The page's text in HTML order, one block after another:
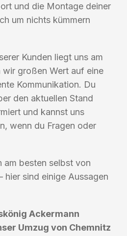
und die Montage deiner
um nichts kümmern
Kunden liegt uns am
wir großen Wert auf eine
Kommunikation. Du
den aktuellen Stand
und kannst uns
wenn du Fragen oder
am besten selbst von
hier sind einige Aussagen
Ackermann
Umzug von Chemnitz